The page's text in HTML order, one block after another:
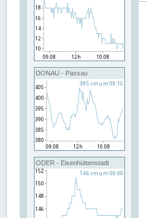
DONAU - Passau
ODER - Eisenhüttenstadt